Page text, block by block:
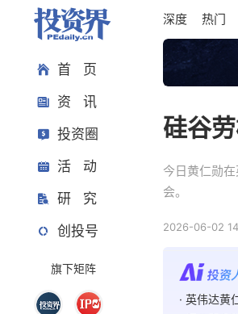
首 页
资 讯
投资圈
活 动
研 究
创投号
旗下矩阵
深度 热门
硅谷
今日黄仁勋
会。
2026-06-02
· 英伟达黄